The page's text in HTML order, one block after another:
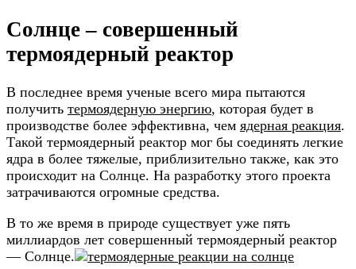
Солнце – совершенный
термоядерный реактор
В последнее время ученые всего мира пытаются
получить термоядерную энергию, которая будет в
производстве более эффективна, чем ядерная реакция.
Такой термоядерный реактор мог бы соединять легкие
ядра в более тяжелые, приблизительно также, как это
происходит на Солнце. На разработку этого проекта
затрачиваются огромные средства.
В то же время в природе существует уже пять
миллиардов лет совершенный термоядерный реактор
— Солнце.